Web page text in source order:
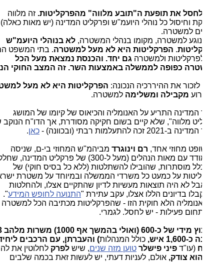
לחסל את תופעת ה"תובע מלווה" מהפרקליטות.זה מלווה
וחיסול כל נוהלי היועמ"ש ופרקליט המדינה (יש מאות כאלה)
למשטרה.
למשטרה, מקומו בנהלי המשטרה,לא בנוהלי היועמ"ש
.הפרקליטות היא לא מעל למשטרה. בתי המשפט הם
ולמשטרהגם יחד. והכנסת נמצאת מעל הכל
כפופה לממשלה באמצעות השר. זה המצב החוקי הנכון.
את ההיררכיה הנכונה:הפרקליטות היא לא מעל למשטרה,
מקבילה ומשלימהלמשטרה.
התריע על האנומליה והכיאוס של קיומו של המושג
מלווה", שלא קיים בשום חקיקה מסודרת, אך הדו"ח הנוקב של
זכה להתעלמות רבתי (ובכוונה) -
כאן.
מחוזי אחד,רם וינוגרדמביהמ"ש המחוזי בי-ם, שניסה
להתמודד עם מאות הנהלים (מעל ל-300) של פרקליט המדינה, שחלקן
מוסתרות, שהובילו להשתלטות (ללא כל בסיס חוקי) של
על כמעט כל משרדי הממשלה ובמיוחד על משטרת ישראל -
לא היה תוצאות מעשיות לדיון שהתקיים אצלו, ולהחלטות
בדיונים הללו אצלו, עקב עתירת "התנועה לחופש המידע ".
הלא חוקית הזו - שהפרקליטות מכתיבה הכל למשטרה
פעילות - יש לחסל. לגמרי.
ז. קיצוץ מידי של כ-600 (ואולי בהמשך אף 1000) משרות מלהב 433
כולל המנהלות) והעברתן, עם הרכבים ליחידות
(עו"דפיני פישלר טוען מזה שנים, שישלפרק לחלוטין את להב
צודק,אולם, לעניות דעתי, יש לעשות זאת בכמה שלבים